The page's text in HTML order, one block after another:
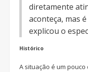
diretamente
aconteça, mas
explicou o
Histórico
A situação é um pouco